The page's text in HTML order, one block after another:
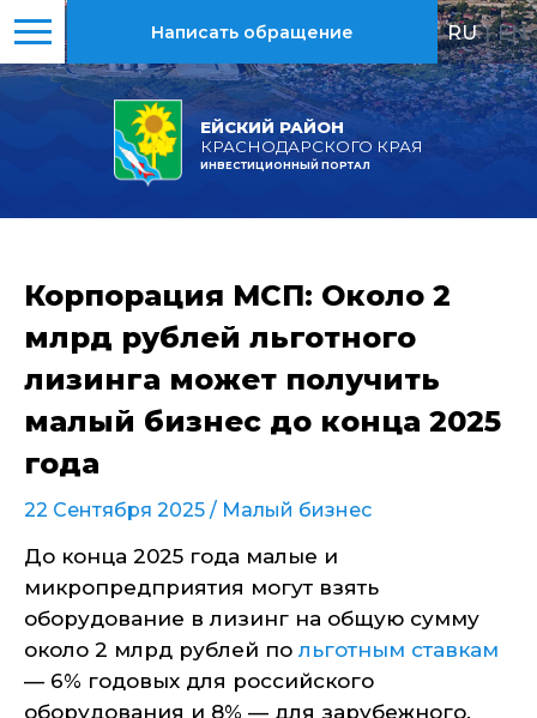
ЕЙСКИЙ РАЙОН
КРАСНОДАРСКОГО КРАЯ
ИНВЕСТИЦИОННЫЙ ПОРТАЛ
Написать обращение RU | EN
Корпорация МСП: Около 2
млрд рублей льготного
лизинга может получить
малый бизнес до конца 2025
года
22 Сентября 2025 / Малый бизнес
До конца 2025 года малые и
микропредприятия могут взять
оборудование в лизинг на общую сумму
около 2 млрд рублей польготным ставкам
— 6% годовых для российского
оборудования и 8% — для зарубежного.